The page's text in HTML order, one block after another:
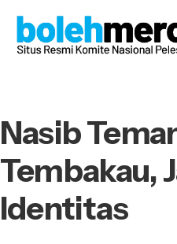
Nasib
Tembakau,
Identitas